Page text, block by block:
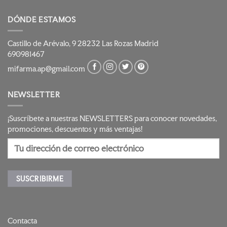
DÓNDE ESTAMOS
Castillo de Arévalo, 9 28232 Las Rozas Madrid
690981467
mifarma.ap@gmail.com
NEWSLETTER
¡Suscríbete a nuestras NEWSLETTERS para conocer novedades,
promociones, descuentos y más ventajas!
Contacta